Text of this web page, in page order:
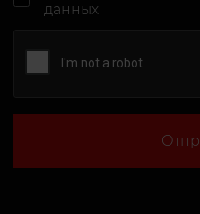
данных